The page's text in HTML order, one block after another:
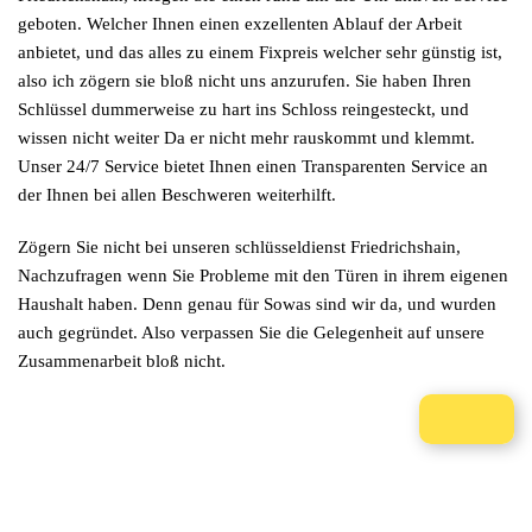
geboten. Welcher Ihnen einen exzellenten Ablauf der Arbeit
anbietet, und das alles zu einem Fixpreis welcher sehr günstig ist,
also ich zögern sie bloß nicht uns anzurufen. Sie haben Ihren
Schlüssel dummerweise zu hart ins Schloss reingesteckt, und
wissen nicht weiter Da er nicht mehr rauskommt und klemmt.
Unser 24/7 Service bietet Ihnen einen Transparenten Service an
der Ihnen bei allen Beschweren weiterhilft.
Zögern Sie nicht bei unseren schlüsseldienst Friedrichshain,
Nachzufragen wenn Sie Probleme mit den Türen in ihrem eigenen
Haushalt haben. Denn genau für Sowas sind wir da, und wurden
auch gegründet. Also verpassen Sie die Gelegenheit auf unsere
Zusammenarbeit bloß nicht.